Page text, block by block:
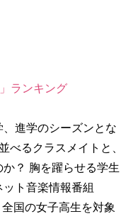
ランキング
進学のシーズンとな
べるクラスメイトと、
？ 胸を躍らせる学生
ト音楽情報番組
国の女子高生を対象